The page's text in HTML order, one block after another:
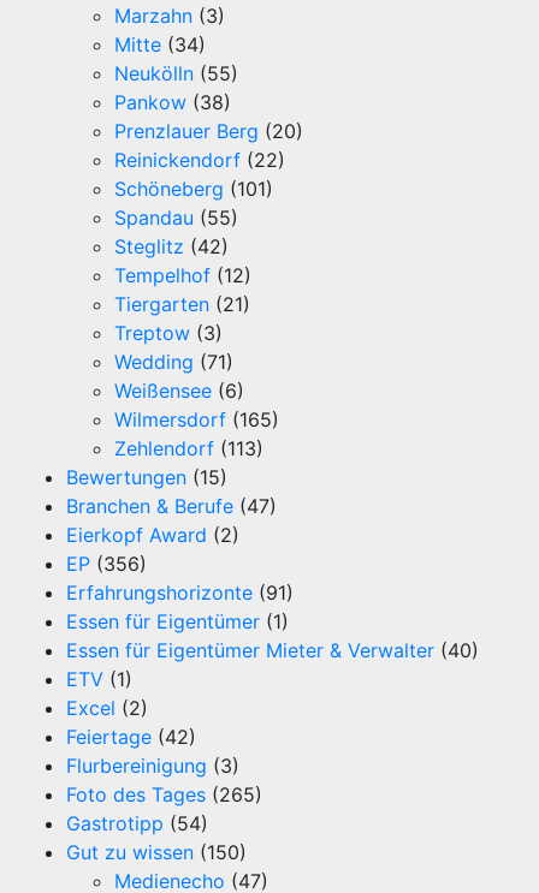
Marzahn (3)
Mitte (34)
Neukölln (55)
Pankow (38)
Prenzlauer Berg (20)
Reinickendorf (22)
Schöneberg (101)
Spandau (55)
Steglitz (42)
Tempelhof (12)
Tiergarten (21)
Treptow (3)
Wedding (71)
Weißensee (6)
Wilmersdorf (165)
Zehlendorf (113)
Bewertungen (15)
Branchen & Berufe (47)
Eierkopf Award (2)
EP (356)
Erfahrungshorizonte (91)
Essen für Eigentümer (1)
Essen für Eigentümer Mieter & Verwalter (40)
ETV (1)
Excel (2)
Feiertage (42)
Flurbereinigung (3)
Foto des Tages (265)
Gastrotipp (54)
Gut zu wissen (150)
Medienecho (47)